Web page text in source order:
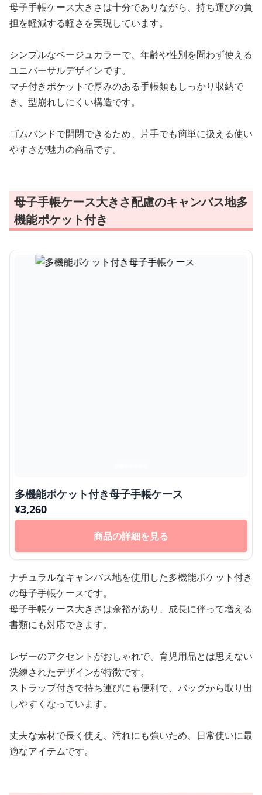
母子手帳ケース大きさは十分でありながら、持ち運びの負
担を軽減する軽さを実現しています。
シンプルなベージュカラーで、年齢や性別を問わず使える
ユニバーサルデザインです。
マチ付きポケットで厚みのある手帳類もしっかり収納で
き、型崩れしにくい構造です。
ゴムバンドで開閉できるため、片手でも簡単に扱える使い
やすさが魅力の商品です。
母子手帳ケース大きさ配慮のキャンバス地多
機能ポケット付き
多機能ポケット付き母子手帳ケース
¥3,260
商品の詳細を見る
ナチュラルなキャンバス地を使用した多機能ポケット付き
の母子手帳ケースです。
母子手帳ケース大きさは余裕があり、成長に伴って増える
書類にも対応できます。
レザーのアクセントがおしゃれで、育児用品とは思えない
洗練されたデザインが特徴です。
ストラップ付きで持ち運びにも便利で、バッグから取り出
しやすくなっています。
丈夫な素材で長く使え、汚れにも強いため、日常使いに最
適なアイテムです。